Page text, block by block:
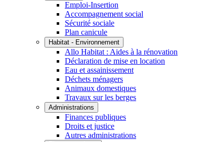
Emploi-Insertion
Accompagnement social
Sécurité sociale
Plan canicule
Habitat - Environnement
Allo Habitat : Aides à la rénovation
Déclaration de mise en location
Eau et assainissement
Déchets ménagers
Animaux domestiques
Travaux sur les berges
Administrations
Finances publiques
Droits et justice
Autres administrations